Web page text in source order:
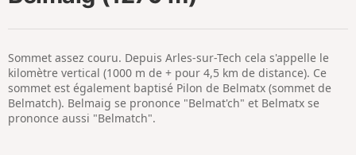
Sommet assez couru. Depuis Arles-sur-Tech cela s'appelle le
kilomètre vertical (1000 m de + pour 4,5 km de distance). Ce
sommet est également baptisé Pilon de Belmatx (sommet de
Belmatch). Belmaig se prononce "Belmat'ch" et Belmatx se
prononce aussi "Belmatch".